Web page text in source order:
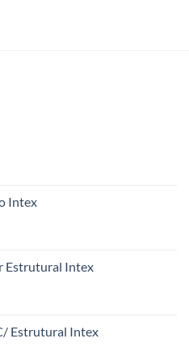
Intex
Estrutural Intex
Estrutural Intex